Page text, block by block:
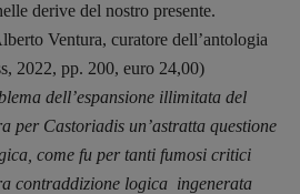
derive del nostro presente.
Ventura, curatore dell’antologia
2022, pp. 200, euro 24,00)
dell’espansione illimitata del
per Castoriadis un’astratta questione
come fu per tanti fumosi critici
contraddizione logica ingenerata